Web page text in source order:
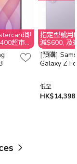
即
超市電
, 送完即
單, 客人
電子禮
指定型號用
減$600, 及
子禮券, 數
止. 不接受
需要退還贈
[預購]
Galaxy Z
低至